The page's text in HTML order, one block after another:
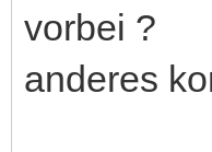
vorbei ?
anderes